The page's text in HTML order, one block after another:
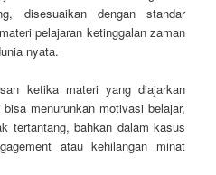
disesuaikan dengan standar
pelajaran ketinggalan zaman
nyata.
ketika materi yang diajarkan
menurunkan motivasi belajar,
tertantang, bahkan dalam kasus
atau kehilangan minat